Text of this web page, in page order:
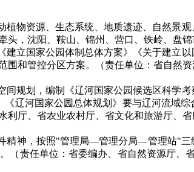
物资源、生态系统、地质遗迹、自然景
，沈阳、鞍山、锦州、营口、铁岭、盘
立国家公园体制总体方案》《关于建立
和管控分区方案。（责任单位：省自然
规划，编制《辽河国家公园候选区科学
辽河国家公园总体规划》要与辽河流域
厅、省农业农村厅、省文化和旅游厅、省
精神，按照"管理局—管理分局—管理站"
责任单位：省委编办、省自然资源厅、